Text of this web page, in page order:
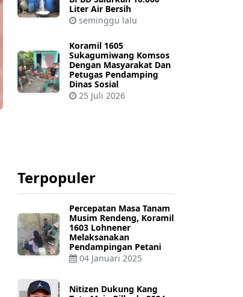
Liter Air Bersih
seminggu lalu
Koramil 1605
Sukagumiwang Komsos
Dengan Masyarakat Dan
Petugas Pendamping
Dinas Sosial
25 Juli 2026
Terpopuler
Percepatan Masa Tanam
Musim Rendeng, Koramil
1603 Lohnener
Melaksanakan
Pendampingan Petani
04 Januari 2025
Nitizen Dukung Kang